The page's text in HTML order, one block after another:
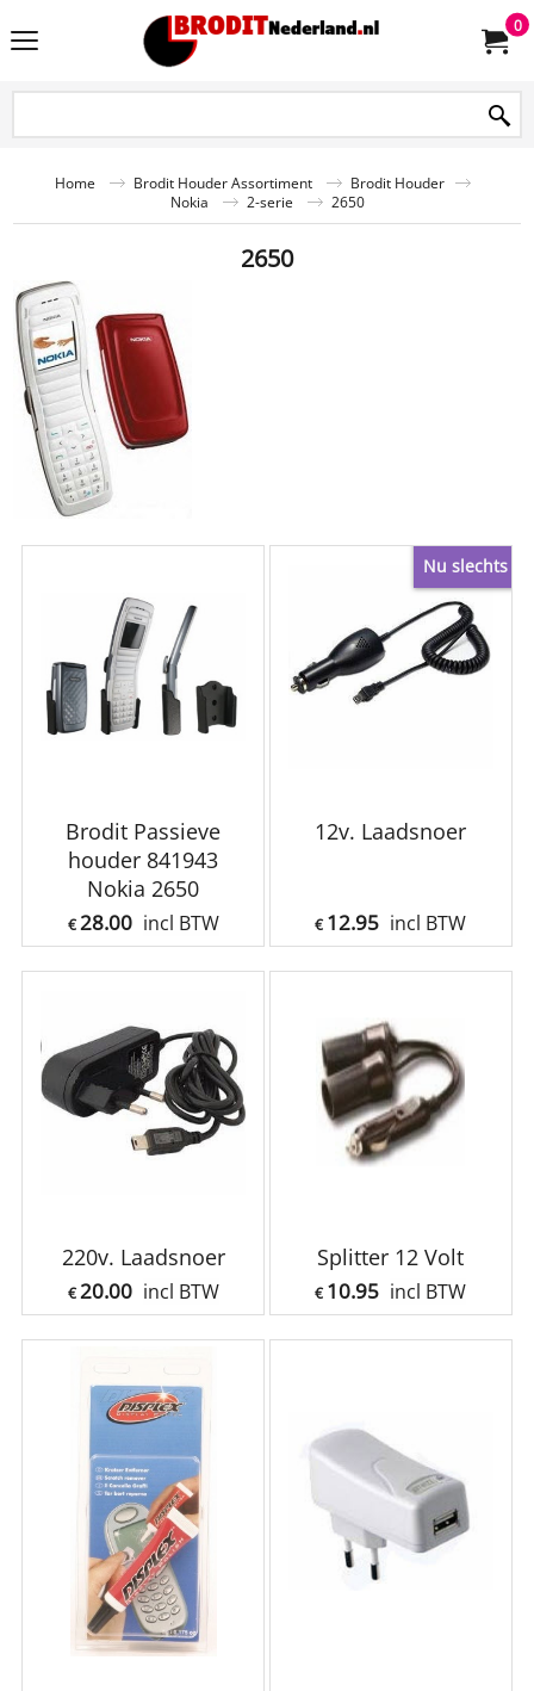
0
Home Brodit Houder Assortiment
Brodit Houder
Nokia
2-serie 2650
2650
Brodit Passieve
houder 841943
Nokia 2650
€ 28.00 incl BTW
Nu slechts
12v. Laadsnoer
€ 12.95 incl BTW
220v. Laadsnoer
€ 20.00 incl BTW
Splitter 12 Volt
€ 10.95 incl BTW